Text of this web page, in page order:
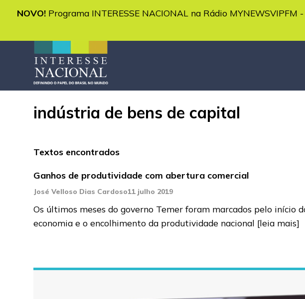
NOVO! Programa INTERESSE NACIONAL na Rádio
indústria de bens de capital
Textos encontrados
Ganhos de produtividade com abertura comercial
José Velloso Dias Cardoso11 julho 2019
Os últimos meses do governo Temer foram marcados pelo início
economia e o encolhimento da produtividade nacional [leia mais]